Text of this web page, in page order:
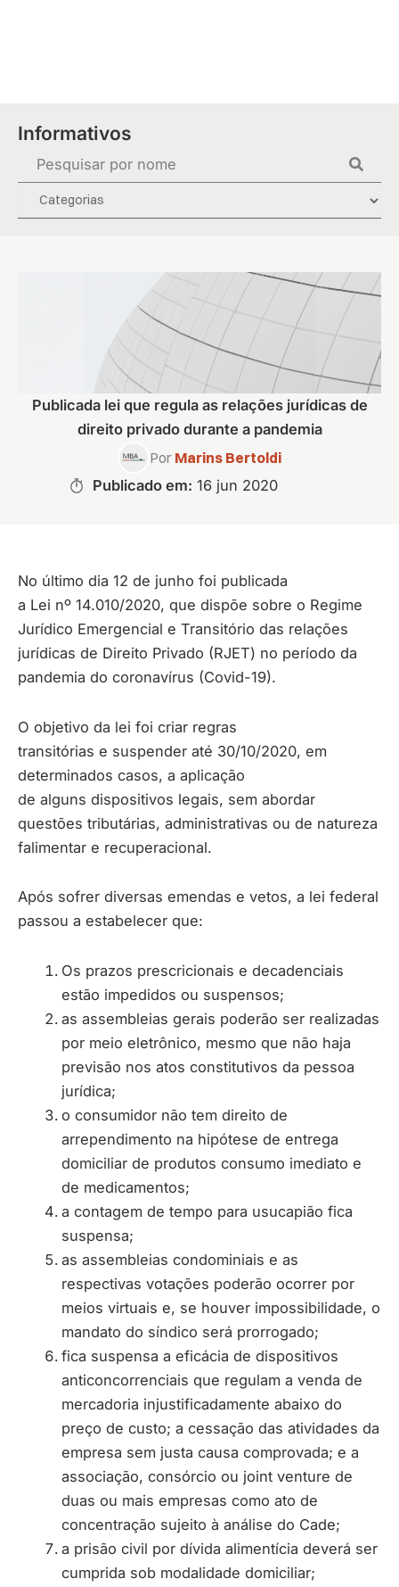
Informativos
Publicada lei que regula as relações jurídicas de
direito privado durante a pandemia
Por Marins Bertoldi
Publicado em: 16 jun 2020
No último dia 12 de junho foi publicada
a Lei nº 14.010/2020, que dispõe sobre o Regime
Jurídico Emergencial e Transitório das relações
jurídicas de Direito Privado (RJET) no período da
pandemia do coronavírus (Covid-19).
O objetivo da lei foi criar regras
transitórias e suspender até 30/10/2020, em
determinados casos, a aplicação
de alguns dispositivos legais, sem abordar
questões tributárias, administrativas ou de natureza
falimentar e recuperacional.
Após sofrer diversas emendas e vetos, a lei federal
passou a estabelecer que:
Os prazos prescricionais e decadenciais
estão impedidos ou suspensos;
as assembleias gerais poderão ser realizadas
por meio eletrônico, mesmo que não haja
previsão nos atos constitutivos da pessoa
jurídica;
o consumidor não tem direito de
arrependimento na hipótese de entrega
domiciliar de produtos consumo imediato e
de medicamentos;
a contagem de tempo para usucapião fica
suspensa;
as assembleias condominiais e as
respectivas votações poderão ocorrer por
meios virtuais e, se houver impossibilidade, o
mandato do síndico será prorrogado;
fica suspensa a eficácia de dispositivos
anticoncorrenciais que regulam a venda de
mercadoria injustificadamente abaixo do
preço de custo; a cessação das atividades da
empresa sem justa causa comprovada; e a
associação, consórcio ou joint venture de
duas ou mais empresas como ato de
concentração sujeito à análise do Cade;
a prisão civil por dívida alimentícia deverá ser
cumprida sob modalidade domiciliar;